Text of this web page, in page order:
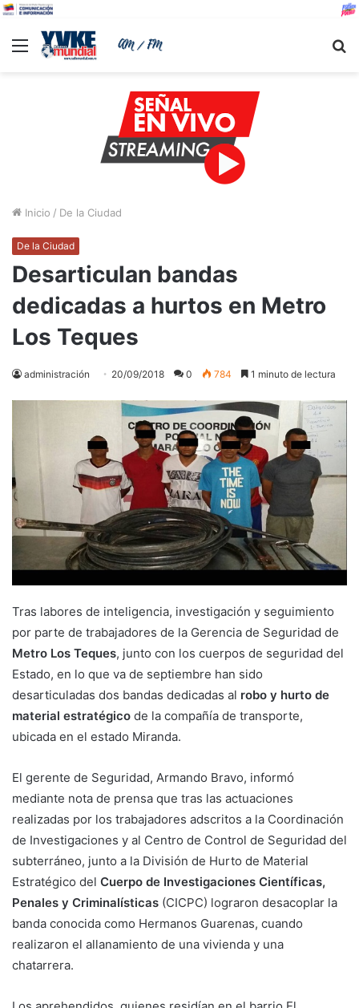
Menu
Inicio / De la Ciudad
De la Ciudad
Desarticulan bandas
dedicadas a hurtos en Metro
Los Teques
administración 20/09/2018 0 784 1 minuto de lectura
Tras labores de inteligencia, investigación y seguimiento
por parte de trabajadores de la Gerencia de Seguridad de
Metro Los Teques, junto con los cuerpos de seguridad del
Estado, en lo que va de septiembre han sido
desarticuladas dos bandas dedicadas al robo y hurto de
material estratégico de la compañía de transporte,
ubicada en el estado Miranda.
El gerente de Seguridad, Armando Bravo, informó
mediante nota de prensa que tras las actuaciones
realizadas por los trabajadores adscritos a la Coordinación
de Investigaciones y al Centro de Control de Seguridad del
subterráneo, junto a la División de Hurto de Material
Estratégico del Cuerpo de Investigaciones Científicas,
Penales y Criminalísticas (CICPC) lograron desacoplar la
banda conocida como Hermanos Guarenas, cuando
realizaron el allanamiento de una vivienda y una
chatarrera.